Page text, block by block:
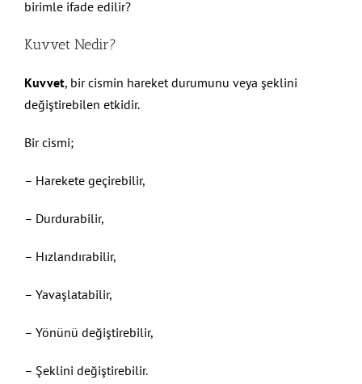
birimle ifade edilir?
Kuvvet Nedir?
Kuvvet, bir cismin hareket durumunu veya şeklini
değiştirebilen etkidir.
Bir cismi;
– Harekete geçirebilir,
– Durdurabilir,
– Hızlandırabilir,
– Yavaşlatabilir,
– Yönünü değiştirebilir,
– Şeklini değiştirebilir.